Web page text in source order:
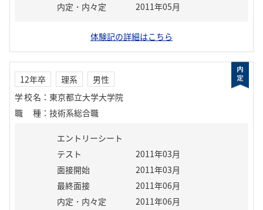
内定・内々定
2011年05月
体験記の詳細はこちら
12年卒 理系
男性
学校名 ： 東京都立大学大学院
職種 ： 技術系総合職
エントリーシート
テスト
2011年03月
面接開始
2011年03月
最終面接
2011年06月
内定・内々定
2011年06月